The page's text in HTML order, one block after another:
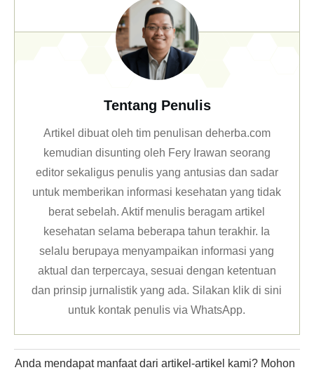
Tentang Penulis
Artikel dibuat oleh tim penulisan deherba.com
kemudian disunting oleh Fery Irawan seorang
editor sekaligus penulis yang antusias dan sadar
untuk memberikan informasi kesehatan yang tidak
berat sebelah. Aktif menulis beragam artikel
kesehatan selama beberapa tahun terakhir. Ia
selalu berupaya menyampaikan informasi yang
aktual dan terpercaya, sesuai dengan ketentuan
dan prinsip jurnalistik yang ada. Silakan klikdi sini
untuk kontak penulis via WhatsApp.
Anda mendapat manfaat dari artikel-artikel kami? Mohon